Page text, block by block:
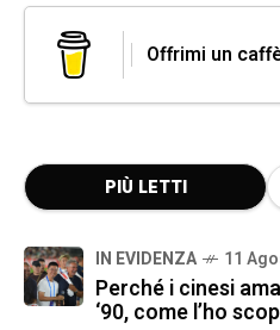
Offrimi un
PIÙ LETTI
IN EVIDENZA 11
Perché i cinesi
‘90, come l’ho